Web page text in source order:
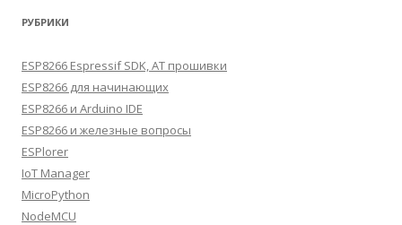
РУБРИКИ
ESP8266 Espressif SDK, AT прошивки
ESP8266 для начинающих
ESP8266 и Arduino IDE
ESP8266 и железные вопросы
ESPlorer
IoT Manager
MicroPython
NodeMCU